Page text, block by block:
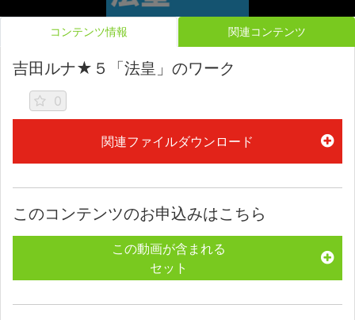
コンテンツ情報 関連コンテンツ
吉田ルナ★５「法皇」のワーク
0
関連ファイルダウンロード
このコンテンツのお申込みはこちら
この動画が含まれる
セット